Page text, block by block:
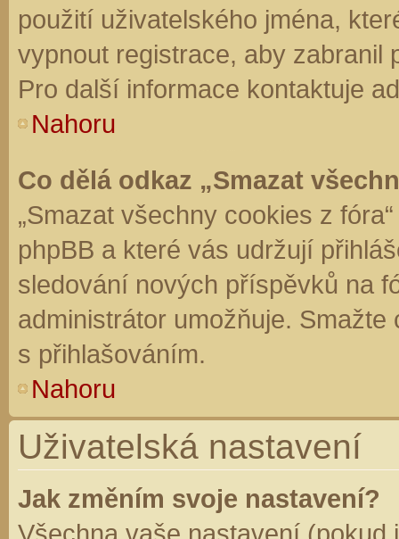
použití uživatelského jména,
vypnout registrace, aby zabranil
Pro další informace kontaktuje
Nahoru
Co dělá odkaz „Smazat
„Smazat všechny cookies z
phpBB a které vás udržují
sledování nových příspěvků na
administrátor umožňuje.
s přihlašováním.
Nahoru
Uživatelská nastavení
Jak změním svoje nastavení?